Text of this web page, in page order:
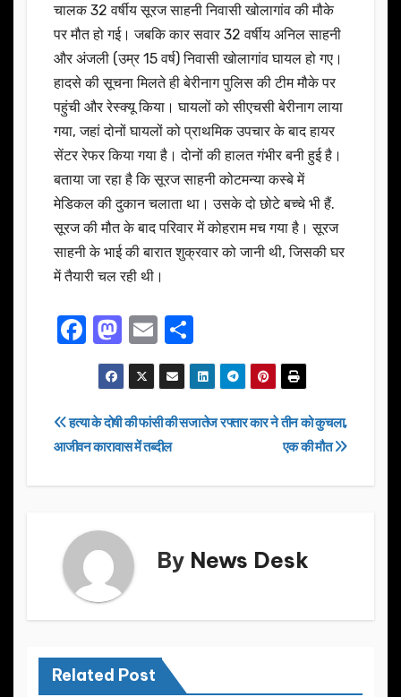
चालक 32 वर्षीय सूरज साहनी निवासी खोलागांव की मौके
पर मौत हो गई। जबकि कार सवार 32 वर्षीय अनिल साहनी
और अंजली (उम्र 15 वर्ष) निवासी खोलागांव घायल हो गए।
हादसे की सूचना मिलते ही बेरीनाग पुलिस की टीम मौके पर
पहुंची और रेस्क्यू किया। घायलों को सीएचसी बेरीनाग लाया
गया, जहां दोनों घायलों को प्राथमिक उपचार के बाद हायर
सेंटर रेफर किया गया है। दोनों की हालत गंभीर बनी हुई है।
बताया जा रहा है कि सूरज साहनी कोटमन्या कस्बे में
मेडिकल की दुकान चलाता था। उसके दो छोटे बच्चे भी हैं.
सूरज की मौत के बाद परिवार में कोहराम मच गया है। सूरज
साहनी के भाई की बारात शुक्रवार को जानी थी, जिसकी घर
में तैयारी चल रही थी।
F
a
c
e
b
k
M
a
st
o
d
E
m
ail
h
ar
e
Post
navigation
तेज रफ्तार कार ने तीन को कुचला,
एक की मौत
हत्या के दोषी की फांसी की सजा
आजीवन कारावास में तब्दील
By News Desk
Related Post